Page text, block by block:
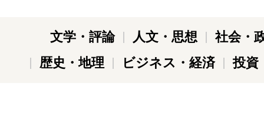
文学・評論 人文・思想
社会・
歴史・地理
ビジネス・経済 投資